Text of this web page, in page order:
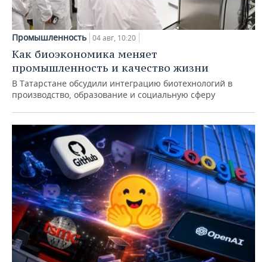
Промышленность 04 авг, 10:20
Как биоэкономика меняет
промышленность и качество жизни
В Татарстане обсудили интеграцию биотехнологий в
производство, образование и социальную сферу